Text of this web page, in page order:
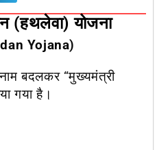
(हथलेवा) योजना
Yojana)
बदलकर “मुख्यमंत्री
गया है।